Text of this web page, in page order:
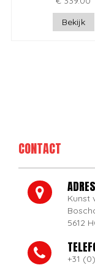
Bekijk
CONTACT
ADRES
Kunst
5612
+31